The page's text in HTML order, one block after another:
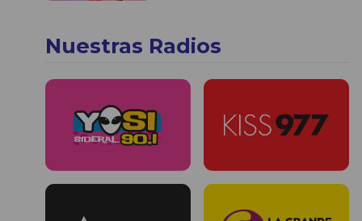
Nuestras Radios